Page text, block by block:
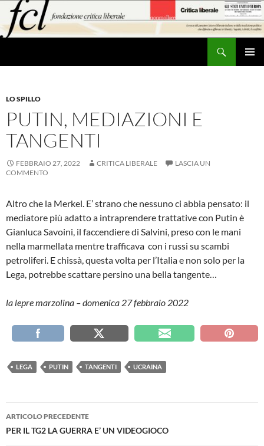
contenuto
LO SPILLO
PUTIN, MEDIAZIONI E
TANGENTI
FEBBRAIO 27, 2022 CRITICA LIBERALE
LASCIA UN
COMMENTO
Altro che la Merkel. E’ strano che nessuno ci abbia pensato: il
mediatore più adatto a intraprendere trattative con Putin è
Gianluca Savoini, il faccendiere di Salvini, preso con le mani
nella marmellata mentre trafficava con i russi su scambi
petroliferi. E chissà, questa volta per l’Italia e non solo per la
Lega, potrebbe scattare persino una bella tangente…
la lepre marzolina – domenica 27 febbraio 2022
LEGA PUTIN TANGENTI UCRAINA
Navigazione
articolo
ARTICOLO PRECEDENTE
PER IL TG2 LA GUERRA E’ UN VIDEOGIOCO